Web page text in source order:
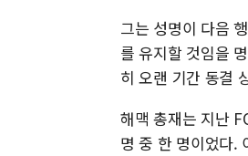
그는 성명이 다음
를 유지할 것임을
히 오랜 기간 동결
해맥 총재는 지난
명 중 한 명이었다.